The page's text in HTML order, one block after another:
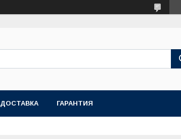
ДОСТАВКА ГАРАНТИЯ